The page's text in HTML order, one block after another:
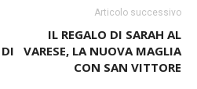
Articolo successivo
IL REGALO DI SARAH AL
VARESE, LA NUOVA MAGLIA
CON SAN VITTORE